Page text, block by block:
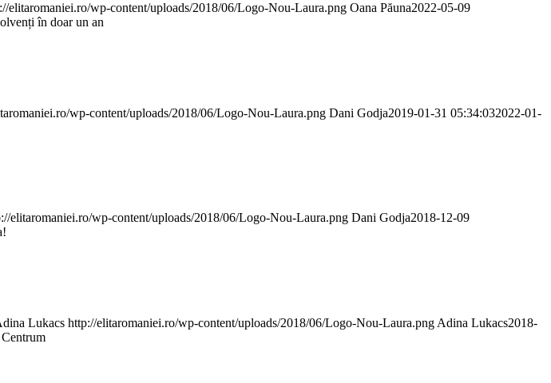
elitaromaniei.ro/wp-content/uploads/2018/06/Logo-Nou-Laura.png Oana Păuna2022-05-09
în doar un an
wp-content/uploads/2018/06/Logo-Nou-Laura.png Dani Godja2019-01-31 05:34:032022-01-
elitaromaniei.ro/wp-content/uploads/2018/06/Logo-Nou-Laura.png Dani Godja2018-12-09
Lukacs http://elitaromaniei.ro/wp-content/uploads/2018/06/Logo-Nou-Laura.png Adina Lukacs2018-